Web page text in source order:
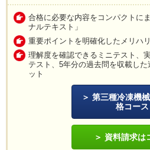
合格に必要な内容をコンパクトに
ナルテキスト」
重要ポイントを明確化したメリハ
理解度を確認できるミニテスト、
テスト、5年分の過去問を収載し
ット
第三種冷凍機
格コース
資料請求は